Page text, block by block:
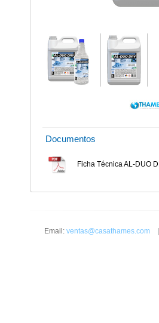
Documentos
Ficha Técnica AL-DUO
Email: ventas@casathames.com|